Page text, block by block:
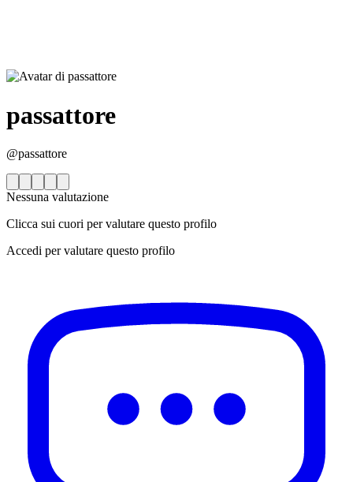
passattore
@passattore
Nessuna valutazione
Clicca sui cuori per valutare questo profilo
Accedi per valutare questo profilo